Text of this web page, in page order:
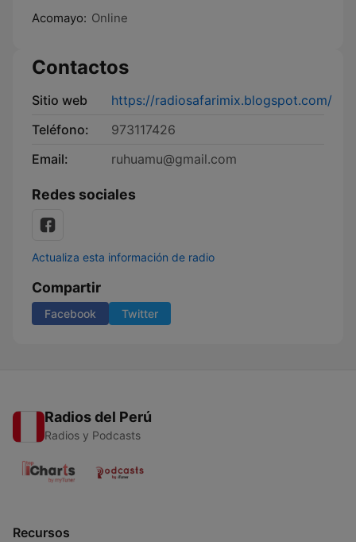
Acomayo: Online
Contactos
Sitio web
https://radiosafarimix.blogspot.com/
Teléfono:
973117426
Email:
ruhuamu@gmail.com
Redes sociales
Actualiza esta información de radio
Compartir
Facebook Twitter
Radios del Perú
Radios y Podcasts
Recursos